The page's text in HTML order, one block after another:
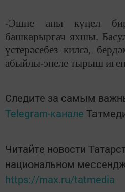
-Эшне аны күңел
башкарыргач яхшы.
үстерәсебез килсә,
абыйлы-энеле тырыш
Следите за самым
Telegram-канале
Читайте новости
национальном
https://max.ru/tatmedia